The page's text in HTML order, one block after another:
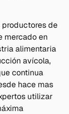
productores de
mercado en
alimentaria
avícola,
continua
hace mas
utilizar